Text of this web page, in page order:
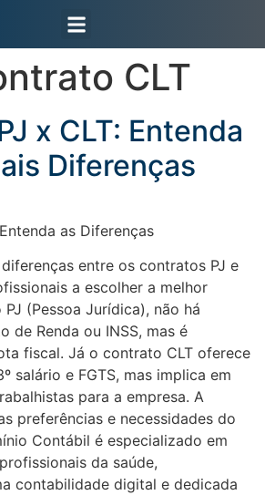
CLT
x CLT: Entenda
Diferenças
as Diferenças
entre os contratos PJ e
a escolher a melhor
(Pessoa Jurídica), não há
de Renda ou INSS, mas é
fiscal. Já o contrato CLT oferece
salário e FGTS, mas implica em
para a empresa. A
preferências e necessidades do
Contábil é especializado em
da saúde,
contabilidade digital e dedicada